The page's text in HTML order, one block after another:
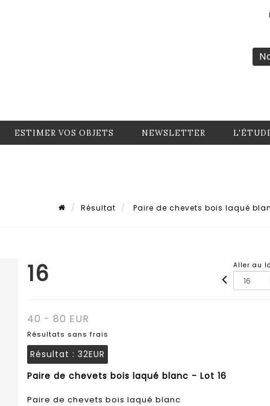
ESTIMER VOS OBJETS NEWSLETTER
Résultat Paire de chevets bois laqué
16 Aller au
40 - 80 EUR
Résultats sans frais
Résultat : 32EUR
Paire de chevets bois laqué blanc - Lot 16
Paire de chevets bois laqué blanc